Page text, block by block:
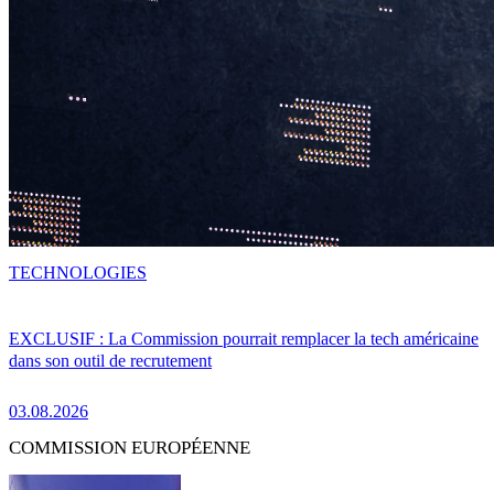
EXCLUSIF : La Commission pourrait remplacer la tech américaine
dans son outil de recrutement
03.08.2026
TECHNOLOGIES
COMMISSION EUROPÉENNE